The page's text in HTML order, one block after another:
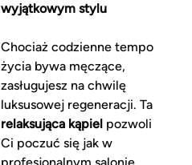
wyjątkowym stylu
Chociaż codzienne tempo
życia bywa męczące,
zasługujesz na chwilę
luksusowej regeneracji. Ta
relaksująca kąpiel pozwoli
Ci poczuć się jak w